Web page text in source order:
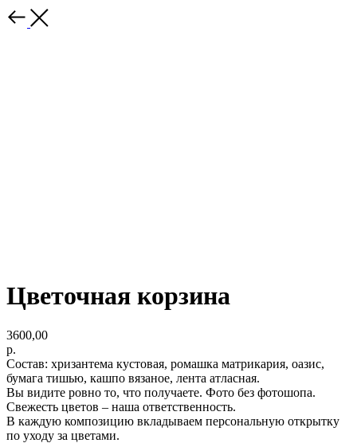
Цветочная корзина
3600,00
р.
Состав: хризантема кустовая, ромашка матрикария, оазис,
бумага тишью, кашпо вязаное, лента атласная.
Вы видите ровно то, что получаете. Фото без фотошопа.
Свежесть цветов – наша ответственность.
В каждую композицию вкладываем персональную открытку
по уходу за цветами.